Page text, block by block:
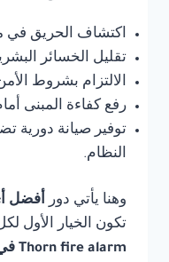
اكتشاف الحريق في
تقليل الخسائر
الالتزام بشروط
رفع كفاءة المبنى
توفير صيانة دورية
النظام.
وهنا يأتي دور أفضل
تكون الخيار الأول
Thorn fire alarm في مصر